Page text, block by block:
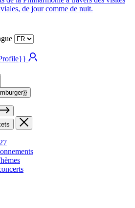
de jour comme de nuit.